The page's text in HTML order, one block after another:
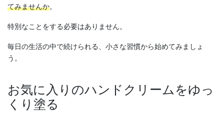
てみませんか。
特別なことをする必要はありません。
毎日の生活の中で続けられる、小さな習慣から始めてみましょ
う。
お気に入りのハンドクリームをゆっ
くり塗る